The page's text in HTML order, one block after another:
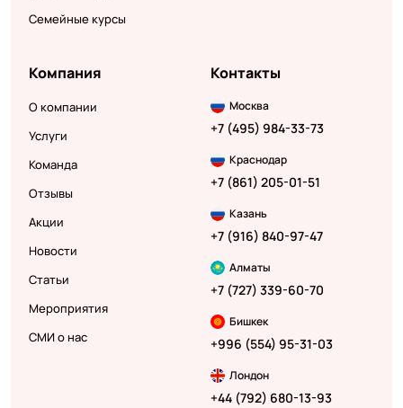
Семейные курсы
Компания
О компании
Услуги
Команда
Отзывы
Акции
Новости
Статьи
Мероприятия
СМИ о нас
Контакты
Москва
+7 (495) 984-33-73
Краснодар
+7 (861) 205-01-51
Казань
+7 (916) 840-97-47
Алматы
+7 (727) 339-60-70
Бишкек
+996 (554) 95-31-03
Лондон
+44 (792) 680-13-93